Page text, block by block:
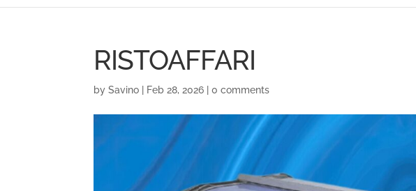
RISTOAFFARI
bySavino Feb 28, 2026 |0 comments